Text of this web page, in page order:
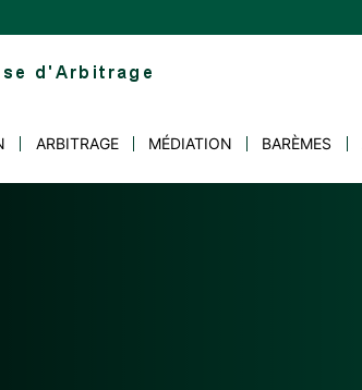
ARBITRAGE MÉDIATION BARÈMES